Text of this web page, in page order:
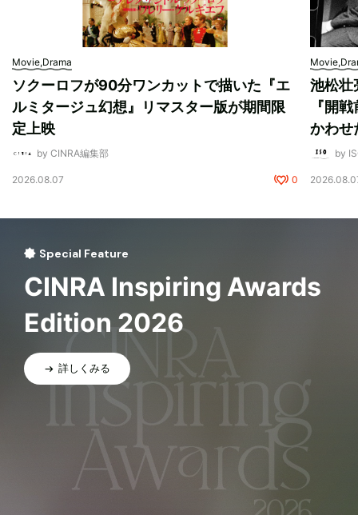
Movie,Drama
ソクーロフが90分ワンカットで描いた『エ
ルミタージュ幻想』リマスター版が期間限
定上映
by CINRA編集部
2026.08.07 0
池松壮
『開
かわせ
by
Special Feature
CINRA Inspiring Awards
Edition 2026
詳しくみる